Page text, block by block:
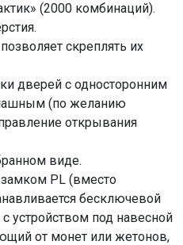
(2000 комбинаций).
скреплять их
дверей с односторонним
(по желанию
открывания
виде.
PL (вместо
бесключевой
устройством под навесной
от монет или жетонов,